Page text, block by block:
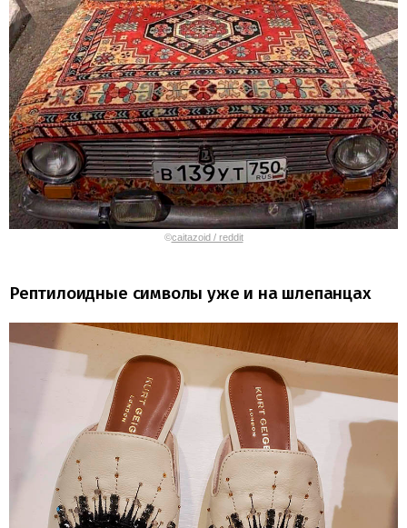
©caitazoid / reddit
Рептилоидные символы уже и на шлепанцах